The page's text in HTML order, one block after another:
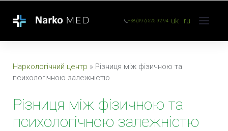
+38 (097) 525-92-94 uk ru
Наркологічний центр » Різниця між фізичною та
психологічною залежністю
Різниця між фізичною та
психологічною залежністю